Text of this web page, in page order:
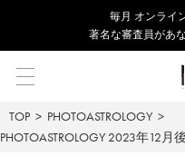
毎⽉ オンライ
著名な審査員があ
TOP
PHOTOASTROLOGY
PHOTOASTROLOGY 2023年12月